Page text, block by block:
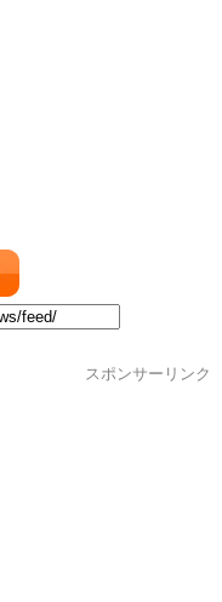
スポンサーリンク